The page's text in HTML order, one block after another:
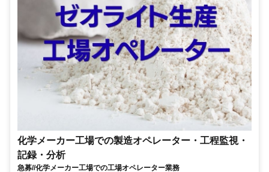
化学メーカー工場での製造オペレーター・工程監視・
記録・分析
急募//化学メーカー工場での工場オペレーター業務